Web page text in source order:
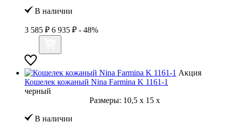
В наличии
3 585 ₽ 6 935 ₽ - 48%
Акция
Кошелек кожаный Nina Farmina K 1161-1
черный
Размеры: 10,5 x 15 x
В наличии